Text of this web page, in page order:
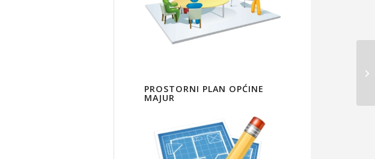
PROSTORNI PLAN OPĆINE
MAJUR